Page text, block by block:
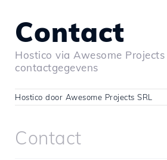
Contact
Hostico via Awesome
contactgegevens
Hostico door Awesome Projects SRL
Contact